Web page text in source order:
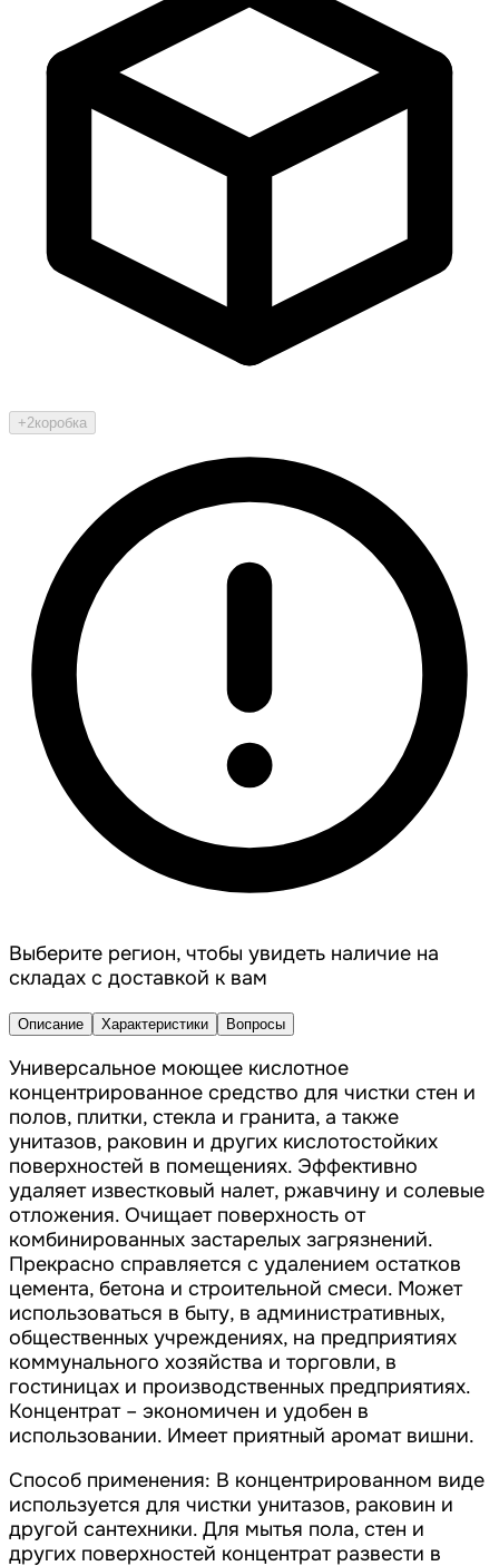
+2коробка
Выберите регион, чтобы увидеть наличие на
складах с доставкой к вам
Описание Характеристики Вопросы
Универсальное моющее кислотное
концентрированное средство для чистки стен и
полов, плитки, стекла и гранита, а также
унитазов, раковин и других кислотостойких
поверхностей в помещениях. Эффективно
удаляет известковый налет, ржавчину и солевые
отложения. Очищает поверхность от
комбинированных застарелых загрязнений.
Прекрасно справляется с удалением остатков
цемента, бетона и строительной смеси. Может
использоваться в быту, в административных,
общественных учреждениях, на предприятиях
коммунального хозяйства и торговли, в
гостиницах и производственных предприятиях.
Концентрат – экономичен и удобен в
использовании. Имеет приятный аромат вишни.
Способ применения: В концентрированном виде
используется для чистки унитазов, раковин и
другой сантехники. Для мытья пола, стен и
других поверхностей концентрат развести в